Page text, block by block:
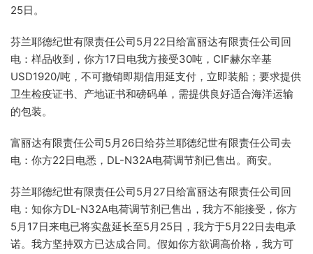
25日。
芬兰耶德纪世有限责任公司5月22日给富丽达有限责任公司回
电：样品收到，你方17日电我方接受30吨，CIF赫尔辛基
USD1920/吨，不可撤销即期信用延支付，立即装船；要求提供
卫生检疫证书、产地证书和磅码单，需提供良好适合海洋运输
的包装。
富丽达有限责任公司5月26日给芬兰耶德纪世有限责任公司去
电：你方22日电悉，DL-N32A电荷调节剂已售出。商安。
芬兰耶德纪世有限责任公司5月27日给富丽达有限责任公司回
电：知你方DL-N32A电荷调节剂已售出，我方不能接受，你方
5月17日来电已将实盘延长至5月25日，我方于5月22日去电承
诺。我方坚持双方已达成合同。假如你方欲调高价格，我方可